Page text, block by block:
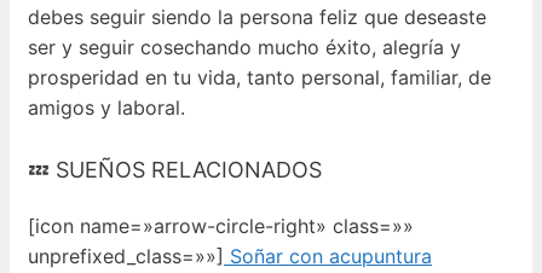
debes seguir siendo la persona feliz que deseaste
ser y seguir cosechando mucho éxito, alegría y
prosperidad en tu vida, tanto personal, familiar, de
amigos y laboral.
💤 SUEÑOS RELACIONADOS
[icon name=»arrow-circle-right» class=»»
unprefixed_class=»»] Soñar con acupuntura